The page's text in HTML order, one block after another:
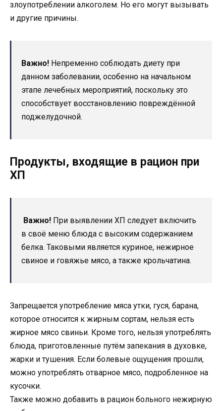
злоупотреблении алкоголем. Но его могут вызывать
и другие причины.
Важно! Непременно соблюдать диету при
данном заболевании, особенно на начальном
этапе лечебных мероприятий, поскольку это
способствует восстановлению повреждённой
поджелудочной.
Продукты, входящие в рацион при
ХП
Важно! При выявлении ХП следует включить
в своё меню блюда с высоким содержанием
белка. Таковыми является куриное, нежирное
свиное и говяжье мясо, а также крольчатина.
Запрещается употребление мяса утки, гуся, барана,
которое относится к жирным сортам, нельзя есть
жирное мясо свиньи. Кроме того, нельзя употреблять
блюда, приготовленные путём запекания в духовке,
жарки и тушения. Если болевые ощущения прошли,
можно употреблять отварное мясо, подробленное на
кусочки.
Также можно добавить в рацион больного нежирную